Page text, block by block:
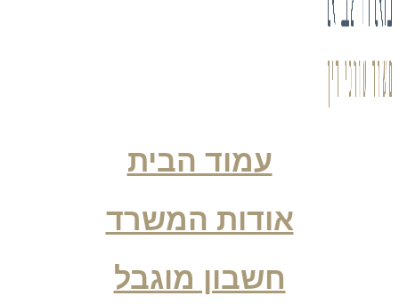
עמוד הבית
אודות המשרד
חשבון מוגבל